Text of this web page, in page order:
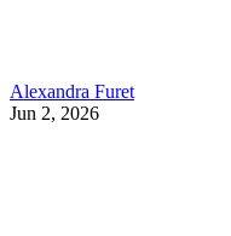
Alexandra Furet
Jun 2, 2026